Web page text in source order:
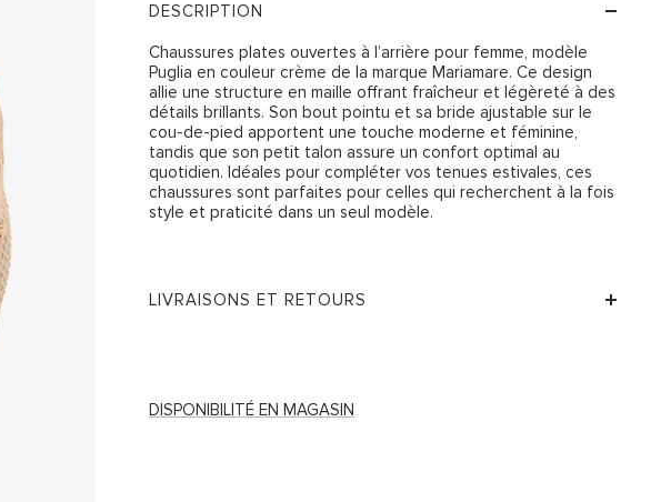
DESCRIPTION
Chaussures plates ouvertes à l’arrière pour femme, modèle
Puglia en couleur crème de la marque Mariamare. Ce design
allie une structure en maille offrant fraîcheur et légèreté à des
détails brillants. Son bout pointu et sa bride ajustable sur le
cou-de-pied apportent une touche moderne et féminine,
tandis que son petit talon assure un confort optimal au
quotidien. Idéales pour compléter vos tenues estivales, ces
chaussures sont parfaites pour celles qui recherchent à la fois
style et praticité dans un seul modèle.
LIVRAISONS ET RETOURS
DISPONIBILITÉ EN MAGASIN